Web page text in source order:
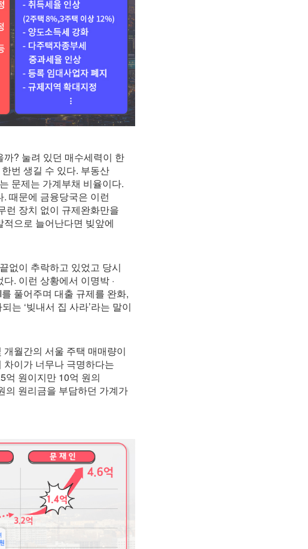
? 눌려 있던 매수세력이 한
번 생길 수 있다. 부동산
문제는 가계부채 비율이다.
때문에 금융당국은 이런
런 장치 없이 규제완화만을
으로 늘어난다면 빚앞에
없이 추락하고 있었고 당시
. 이런 상황에서 이명박 ·
풀어주며 대출 규제를 완화,
는 ‘빚내서 집 사라’라는 말이
월간의 서울 주택 매매량이
이가 너무나 극명하다는
억 원이지만 10억 원의
의 원리금을 부담하던 가계가